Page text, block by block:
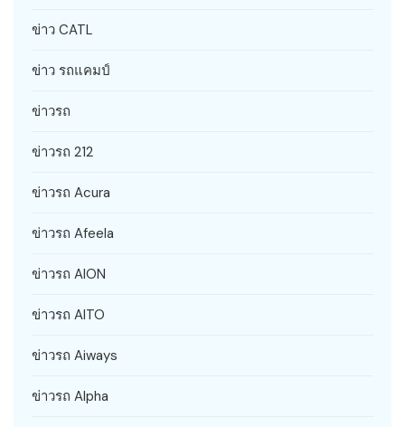
ข่าว CATL
ข่าว รถแคมป์
ข่าวรถ
ข่าวรถ 212
ข่าวรถ Acura
ข่าวรถ Afeela
ข่าวรถ AION
ข่าวรถ AITO
ข่าวรถ Aiways
ข่าวรถ Alpha